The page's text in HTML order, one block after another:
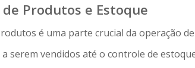
de Produtos e Estoque
é uma parte crucial da operação
serem vendidos até o controle de